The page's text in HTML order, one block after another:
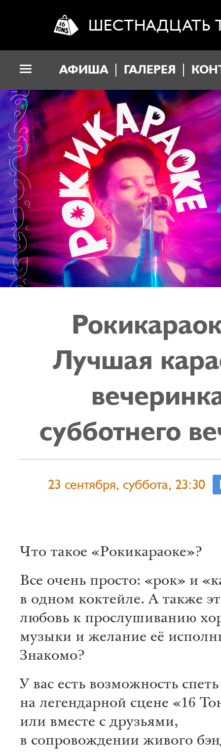
ШЕСТНАДЦАТЬ
АФИША ГАЛЕРЕЯ
Лучшая
субботнего
23 сентября, суббота, 23:30
Что такое «Рокикараоке»?
Все очень просто: «рок» и
в одном коктейле. А также
любовь к прослушиванию
музыки и желание её
Знакомо?
У вас есть возможность спеть
на легендарной сцене «16
или вместе с друзьями,
в сопровождении живого